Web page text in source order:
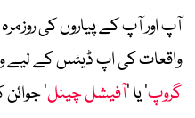
آپ اور آپ کے پیاروں کی
واقعات کی اپ ڈیٹس کے لیے
گروپ‘ یا ’آفیشل چینل‘